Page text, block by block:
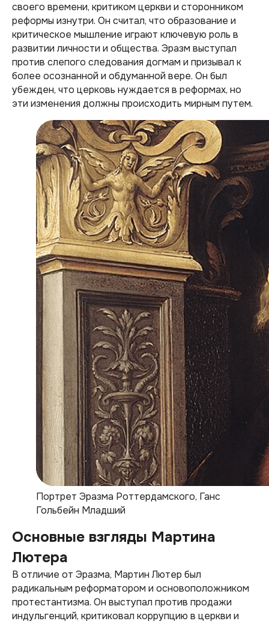
своего времени, критиком церкви и сторонником
реформы изнутри. Он считал, что образование и
критическое мышление играют ключевую роль в
развитии личности и общества. Эразм выступал
против слепого следования догмам и призывал к
более осознанной и обдуманной вере. Он был
убежден, что церковь нуждается в реформах, но
эти изменения должны происходить мирным путем.
Портрет Эразма Роттердамского, Ганс
Гольбейн Младший
Основные взгляды Мартина
Лютера
В отличие от Эразма, Мартин Лютер был
радикальным реформатором и основоположником
протестантизма. Он выступал против продажи
индульгенций, критиковал коррупцию в церкви и